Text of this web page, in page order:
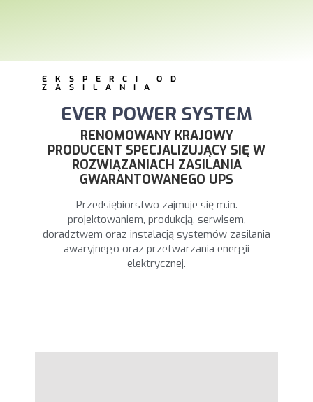
EKSPERCI OD
ZASILANIA
EVER POWER SYSTEM
RENOMOWANY KRAJOWY
PRODUCENT SPECJALIZUJĄCY SIĘ W
ROZWIĄZANIACH ZASILANIA
GWARANTOWANEGO UPS
Przedsiębiorstwo zajmuje się m.in.
projektowaniem, produkcją, serwisem,
doradztwem oraz instalacją systemów zasilania
awaryjnego oraz przetwarzania energii
elektrycznej.